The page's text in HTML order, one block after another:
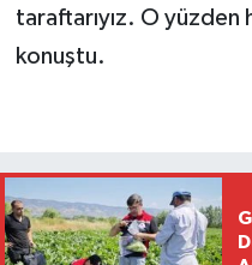
taraftarıyız. O
konuştu.